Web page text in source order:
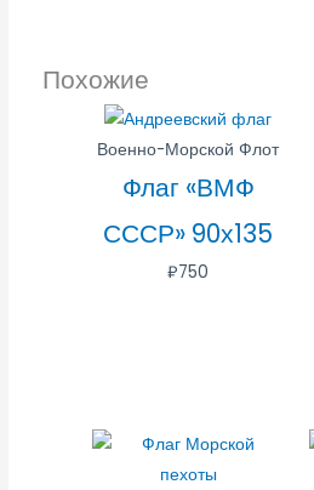
Похожие
Военно-Морской Флот
Флаг «ВМФ
СССР» 90х135
₽750